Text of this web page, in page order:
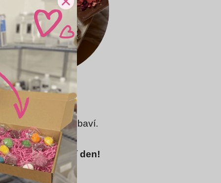
bobů, oříšků
-ZDE-
nás opravdu baví.
péči.
ti hned zlepší den!